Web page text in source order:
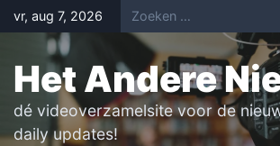
Skip
to
content
vr, aug 7, 2026
Het Andere
dé videoverzamelsite voor de
daily updates!